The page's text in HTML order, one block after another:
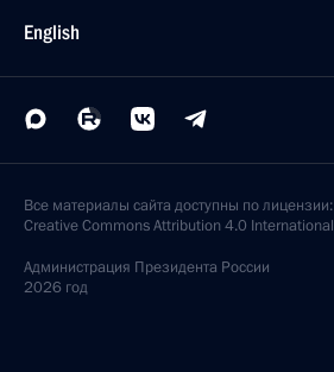
English
Все материалы сайта доступны по лицензии:
Creative Commons Attribution 4.0 International
Администрация Президента России
2026 год